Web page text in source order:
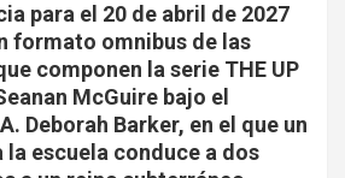
para el 20 de abril de 2027
formato omnibus de las
componen la serie THE UP
McGuire bajo el
Deborah Barker, en el que un
la escuela conduce a dos